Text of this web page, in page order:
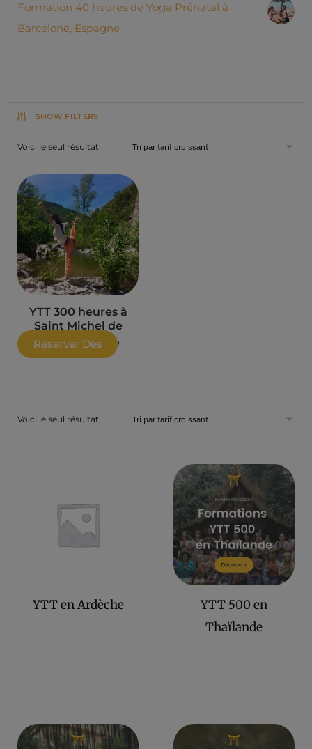
Formation 40 heures de Yoga Prénatal à
Barcelone, Espagne
SHOW FILTERS
Voici le seul résultat
YTT 300 heures à
Saint Michel de
Chabrillanoux,
Réserver Dès
Voici le seul résultat
YTT en Ardèche
YTT 500 en
Thaïlande